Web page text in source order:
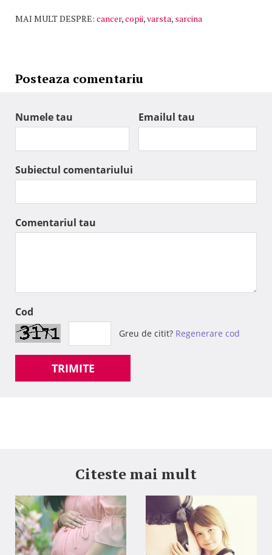
MAI MULT DESPRE: cancer,copii,varsta, sarcina
Posteaza comentariu
Numele tau Emailul tau
Subiectul comentariului
Comentariul tau
Cod
Greu de citit? Regenerare cod
TRIMITE
Citeste mai mult